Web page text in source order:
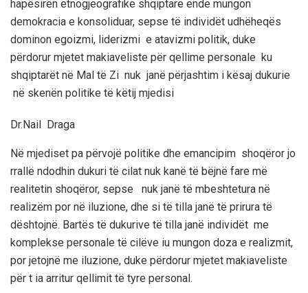
hapësirën etnogjeografike shqiptare ende mungon
demokracia e konsoliduar, sepse të individët udhëheqës
dominon egoizmi, liderizmi e atavizmi politik, duke
përdorur mjetet makiaveliste për qellime personale ku
shqiptarët në Mal të Zi nuk janë përjashtim i kësaj dukurie
në skenën politike të këtij mjedisi
Dr.Nail Draga
Në mjediset pa përvojë politike dhe emancipim shoqëror jo
rrallë ndodhin dukuri të cilat nuk kanë të bëjnë fare më
realitetin shoqëror, sepse nuk janë të mbeshtetura në
realizëm por në iluzione, dhe si të tilla janë të prirura të
dështojnë. Bartës të dukurive të tilla janë individët me
komplekse personale të cilëve iu mungon doza e realizmit,
por jetojnë me iluzione, duke përdorur mjetet makiaveliste
për t ia arritur qellimit të tyre personal.